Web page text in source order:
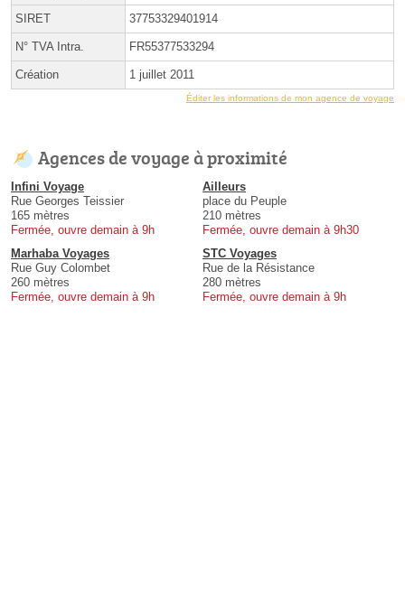
SIRET 37753329401914
N° TVA Intra. FR55377533294
Création 1 juillet 2011
Éditer les informations de mon agence de voyage
Agences de voyage à proximité
Infini Voyage
Rue Georges Teissier
165 mètres
Fermée, ouvre demain à 9h
Ailleurs
place du Peuple
210 mètres
Fermée, ouvre demain à 9h30
Marhaba Voyages
Rue Guy Colombet
260 mètres
Fermée, ouvre demain à 9h
STC Voyages
Rue de la Résistance
280 mètres
Fermée, ouvre demain à 9h